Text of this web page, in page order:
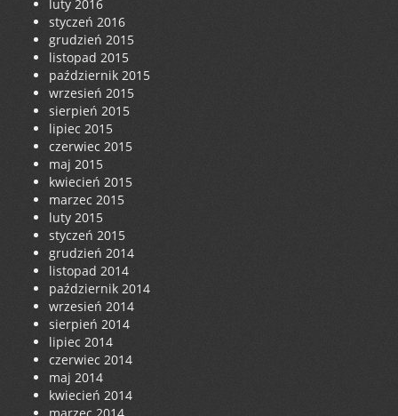
luty 2016
styczeń 2016
grudzień 2015
listopad 2015
październik 2015
wrzesień 2015
sierpień 2015
lipiec 2015
czerwiec 2015
maj 2015
kwiecień 2015
marzec 2015
luty 2015
styczeń 2015
grudzień 2014
listopad 2014
październik 2014
wrzesień 2014
sierpień 2014
lipiec 2014
czerwiec 2014
maj 2014
kwiecień 2014